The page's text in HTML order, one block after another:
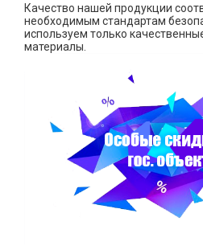
Качество нашей продукции
необходимым стандартам
используем только
материалы.